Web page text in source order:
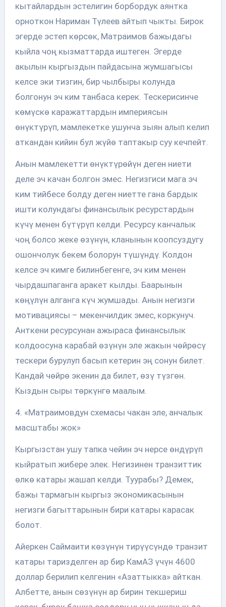
кытайлардын эстелигин борбордук аянтка
орноткон Нариман Түлеев айтып чыкты. Бирок
эгерде эстеп көрсөк, Матраимов бажыдагы
кыйла чоң кызматтарда иштеген. Эгерде
акылын кыргыздын пайдасына жумшагысы
келсе эки тизгин, бир чылбыры колунда
болгонун эч ким танбаса керек. Тескерисинче
көмүскө каражаттардын империясын
өнүктүрүп, мамлекетке ушунча зыян алып келип
аткандан кийин бул жүйө таптакыр суу кечпейт.
Анын мамлекетти өнүктүрөйүн деген ниети
деле эч качан болгон эмес. Негизгиси мага эч
ким тийбесе болду деген ниетте гана бардык
ишти колундагы финансылык ресурстардын
күчү менен бүтүрүп келди. Ресурсу канчалык
чоң болсо жеке өзүнүн, кланынын коопсуздугу
ошончолук бекем болорун түшүндү. Колдон
келсе эч кимге билинбегенге, эч ким менен
чырдашпаганга аракет кылды. Баарынын
көңүлүн алганга күч жумшады. Анын негизги
мотивациясы – мекенчилдик эмес, коркунуч.
Анткени ресурсунан ажыраса финансылык
колдоосуна карабай өзүнүн эле жакын чөйрөсү
тескери бурулуп басып кетерин эң сонун билет.
Кандай чөйрө экенин да билет, өзү түзгөн.
Кыздын сыры төркүнгө маалым.
4. «Матраимовдун схемасы чакан эле, анчалык
масштабы жок»
Кыргызстан ушу тапка чейин эч нерсе өндүрүп
кыйратып жибере элек. Негизинен транзиттик
өлкө катары жашап келди. Туурабы? Демек,
бажы тармагын кыргыз экономикасынын
негизги багыттарынын бири катары карасак
болот.
Айеркен Саймаити көзүнүн тирүүсүндө транзит
катары таризделген ар бир КамАЗ үчүн 4600
доллар берилип келгенин «Азаттыкка» айткан.
Албетте, анын сөзүнүн ар бирин текшериш